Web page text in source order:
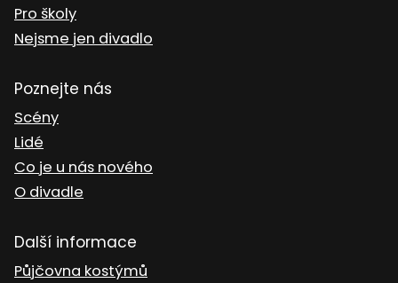
Pro školy
Nejsme jen divadlo
Poznejte nás
Scény
Lidé
Co je u nás nového
O divadle
Další informace
Půjčovna kostýmů